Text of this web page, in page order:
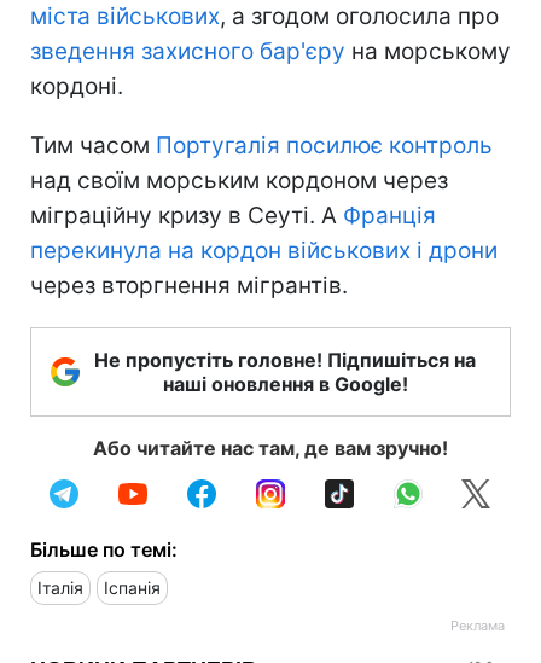
міста військових, а згодом оголосила про
зведення захисного бар'єру на морському
кордоні.
Тим часом Португалія посилює контроль
над своїм морським кордоном через
міграційну кризу в Сеуті. А Франція
перекинула на кордон військових і дрони
через вторгнення мігрантів.
Не пропустіть головне! Підпишіться на
наші оновлення в Google!
Або читайте нас там, де вам зручно!
Більше по темі:
Італія Іспанія